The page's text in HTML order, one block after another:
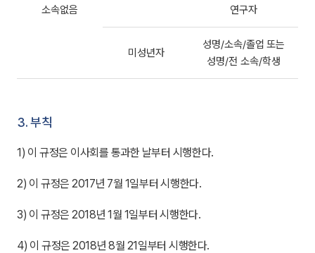
소속없음
연구자
미성년자
성명/소속/졸업 또는
성명/전 소속/학생
3. 부칙
1) 이 규정은 이사회를 통과한 날부터 시행한다.
2) 이 규정은 2017년 7월 1일부터 시행한다.
3) 이 규정은 2018년 1월 1일부터 시행한다.
4) 이 규정은 2018년 8월 21일부터 시행한다.